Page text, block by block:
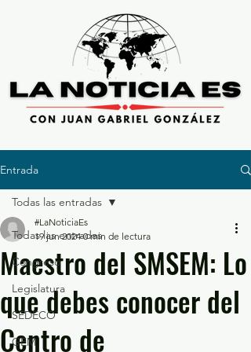
Entrada
Todas las entradas
Congreso
Legislatura
SEDECO
GEM
Todas las entradas
Maestro del SMSEM: Lo
que debes conocer del
Centro de
#LaNoticiaEs
19 jun 2024 0 min de lectura